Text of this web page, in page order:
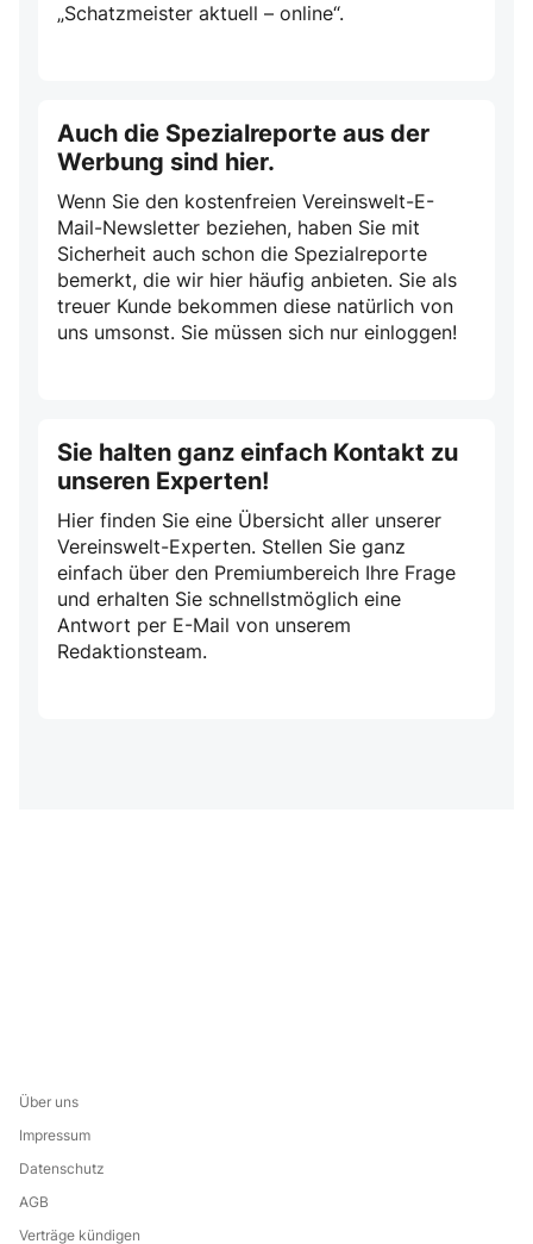
„Schatzmeister aktuell – online“.
Auch die Spezialreporte aus der
Werbung sind hier.
Wenn Sie den kostenfreien Vereinswelt-E-
Mail-Newsletter beziehen, haben Sie mit
Sicherheit auch schon die Spezialreporte
bemerkt, die wir hier häufig anbieten. Sie als
treuer Kunde bekommen diese natürlich von
uns umsonst. Sie müssen sich nur einloggen!
Sie halten ganz einfach Kontakt zu
unseren Experten!
Hier finden Sie eine Übersicht aller unserer
Vereinswelt-Experten. Stellen Sie ganz
einfach über den Premiumbereich Ihre Frage
und erhalten Sie schnellstmöglich eine
Antwort per E-Mail von unserem
Redaktionsteam.
Über uns
Impressum
Datenschutz
AGB
Verträge kündigen